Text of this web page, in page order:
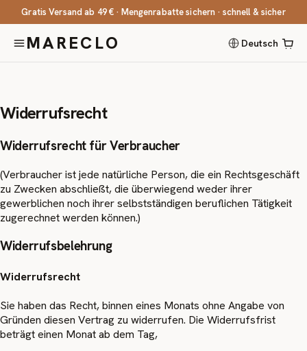
Gratis Versand ab 49 € · Mengenrabatte sichern · schnell & sicher
MARECLO
Widerrufsrecht
Widerrufsrecht für Verbraucher
(Verbraucher ist jede natürliche Person, die ein Rechtsgeschäft
zu Zwecken abschließt, die überwiegend weder ihrer
gewerblichen noch ihrer selbstständigen beruflichen Tätigkeit
zugerechnet werden können.)
Widerrufsbelehrung
Widerrufsrecht
Sie haben das Recht, binnen eines Monats ohne Angabe von
Gründen diesen Vertrag zu widerrufen. Die Widerrufsfrist
beträgt einen Monat ab dem Tag,